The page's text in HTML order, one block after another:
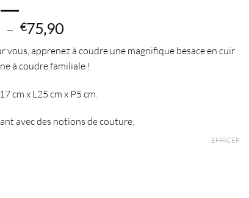
– €75,90Plage
prix :
€69,00
€75,90
apprenez à coudre une magnifique besace en cuir
à coudre familiale !
cm x L25 cm x P5 cm.
avec des notions de couture.
EFFACER